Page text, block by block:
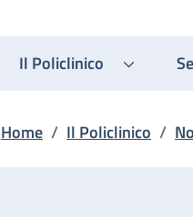
Il Policlinico
Briciole di
Home / Il Policlinico /